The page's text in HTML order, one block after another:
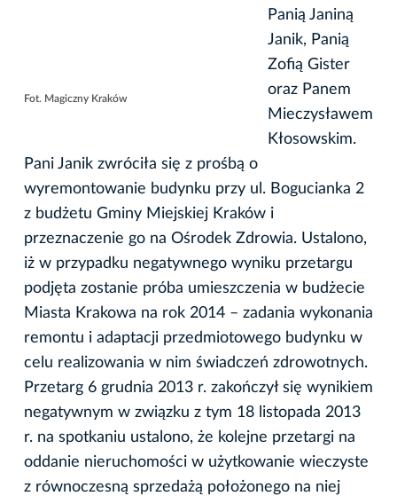
Fot. Magiczny Kraków
Panią Janiną
Janik, Panią
Zofią Gister
oraz Panem
Mieczysławem
Kłosowskim.
Pani Janik zwróciła się z prośbą o
wyremontowanie budynku przy ul. Bogucianka 2
z budżetu Gminy Miejskiej Kraków i
przeznaczenie go na Ośrodek Zdrowia. Ustalono,
iż w przypadku negatywnego wyniku przetargu
podjęta zostanie próba umieszczenia w budżecie
Miasta Krakowa na rok 2014 – zadania wykonania
remontu i adaptacji przedmiotowego budynku w
celu realizowania w nim świadczeń zdrowotnych.
Przetarg 6 grudnia 2013 r. zakończył się wynikiem
negatywnym w związku z tym 18 listopada 2013
r. na spotkaniu ustalono, że kolejne przetargi na
oddanie nieruchomości w użytkowanie wieczyste
z równoczesną sprzedażą położonego na niej